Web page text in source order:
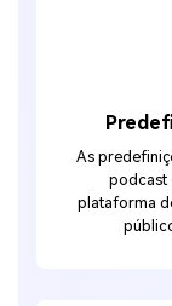
As
podcast
plataforma